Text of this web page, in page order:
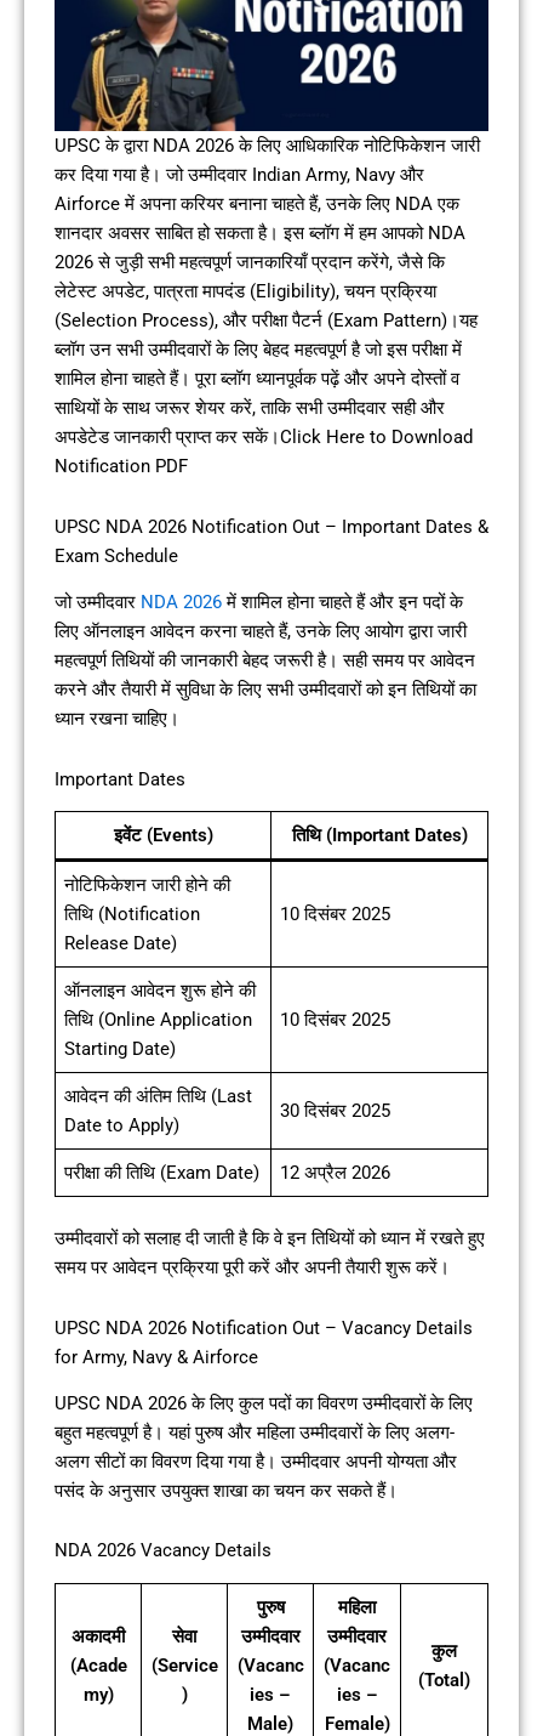
UPSC के द्वारा NDA 2026 के लिए आधिकारिक नोटिफिकेशन जारी
कर दिया गया है। जो उम्मीदवार Indian Army, Navy और
Airforce में अपना करियर बनाना चाहते हैं, उनके लिए NDA एक
शानदार अवसर साबित हो सकता है। इस ब्लॉग में हम आपको NDA
2026 से जुड़ी सभी महत्वपूर्ण जानकारियाँ प्रदान करेंगे, जैसे कि
लेटेस्ट अपडेट, पात्रता मापदंड (Eligibility), चयन प्रक्रिया
(Selection Process), और परीक्षा पैटर्न (Exam Pattern)।यह
ब्लॉग उन सभी उम्मीदवारों के लिए बेहद महत्वपूर्ण है जो इस परीक्षा में
शामिल होना चाहते हैं। पूरा ब्लॉग ध्यानपूर्वक पढ़ें और अपने दोस्तों व
साथियों के साथ जरूर शेयर करें, ताकि सभी उम्मीदवार सही और
अपडेटेड जानकारी प्राप्त कर सकें।Click Here to Download
Notification PDF
UPSC NDA 2026 Notification Out – Important Dates &
Exam Schedule
जो उम्मीदवार NDA 2026में शामिल होना चाहते हैं और इन पदों के
लिए ऑनलाइन आवेदन करना चाहते हैं, उनके लिए आयोग द्वारा जारी
महत्वपूर्ण तिथियों की जानकारी बेहद जरूरी है। सही समय पर आवेदन
करने और तैयारी में सुविधा के लिए सभी उम्मीदवारों को इन तिथियों का
ध्यान रखना चाहिए।
Important Dates
इवेंट (Events) तिथि (Important Dates)
नोटिफिकेशन जारी होने की
तिथि (Notification
Release Date)
10 दिसंबर 2025
ऑनलाइन आवेदन शुरू होने की
तिथि (Online Application
Starting Date)
10 दिसंबर 2025
आवेदन की अंतिम तिथि (Last
Date to Apply)
30 दिसंबर 2025
परीक्षा की तिथि (Exam Date) 12 अप्रैल 2026
उम्मीदवारों को सलाह दी जाती है कि वे इन तिथियों को ध्यान में रखते हुए
समय पर आवेदन प्रक्रिया पूरी करें और अपनी तैयारी शुरू करें।
UPSC NDA 2026 Notification Out – Vacancy Details
for Army, Navy & Airforce
UPSC NDA 2026 के लिए कुल पदों का विवरण उम्मीदवारों के लिए
बहुत महत्वपूर्ण है। यहां पुरुष और महिला उम्मीदवारों के लिए अलग-
अलग सीटों का विवरण दिया गया है। उम्मीदवार अपनी योग्यता और
पसंद के अनुसार उपयुक्त शाखा का चयन कर सकते हैं।
NDA 2026 Vacancy Details
अकादमी
(Acade
my)
सेवा
(Service
)
पुरुष
उम्मीदवार
(Vacanc
ies –
Male)
महिला
उम्मीदवार
(Vacanc
ies –
Female)
कुल
(Total)